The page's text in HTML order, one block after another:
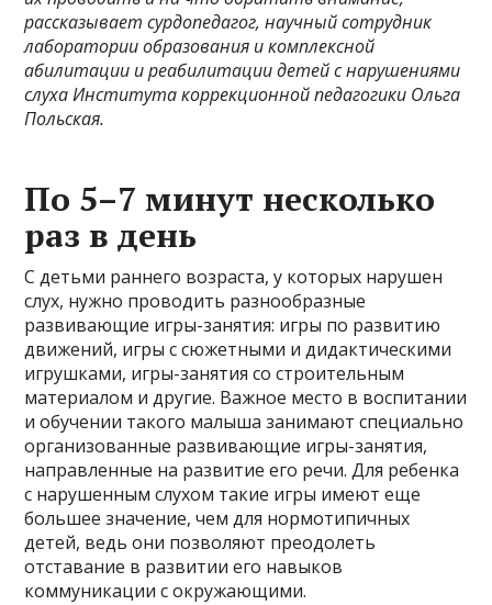
рассказывает сурдопедагог, научный сотрудник
лаборатории образования и комплексной
абилитации и реабилитации детей с нарушениями
слуха Института коррекционной педагогики Ольга
Польская.
По 5–7 минут несколько
раз в день
С детьми раннего возраста, у которых нарушен
слух, нужно проводить разнообразные
развивающие игры-занятия: игры по развитию
движений, игры с сюжетными и дидактическими
игрушками, игры-занятия со строительным
материалом и другие. Важное место в воспитании
и обучении такого малыша занимают специально
организованные развивающие игры-занятия,
направленные на развитие его речи. Для ребенка
с нарушенным слухом такие игры имеют еще
большее значение, чем для нормотипичных
детей, ведь они позволяют преодолеть
отставание в развитии его навыков
коммуникации с окружающими.